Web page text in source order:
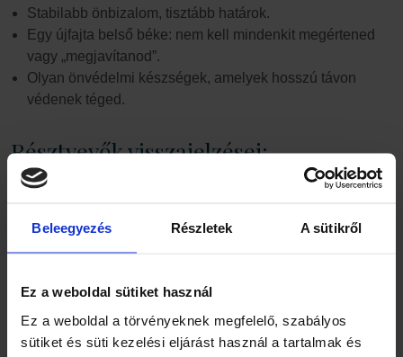
Beleegyezés Részletek A sütikről
Ez a weboldal sütiket használ
Ez a weboldal a törvényeknek megfelelő, szabályos
sütiket és süti kezelési eljárást használ a tartalmak és
Stabilabb önbizalom, tisztább határok.
Egy újfajta belső béke: nem kell mindenkit megértened
vagy „megjavítanod”.
Olyan önvédelmi készségek, amelyek hosszú távon
védenek téged.
Résztvevők visszajelzései:
„Végre megértettem, mi történik velem ezekben a
hogyan NE!”Eszter, 36
„Minden nap eszembe jut egy-egy mondat a képzésről. Ma
42